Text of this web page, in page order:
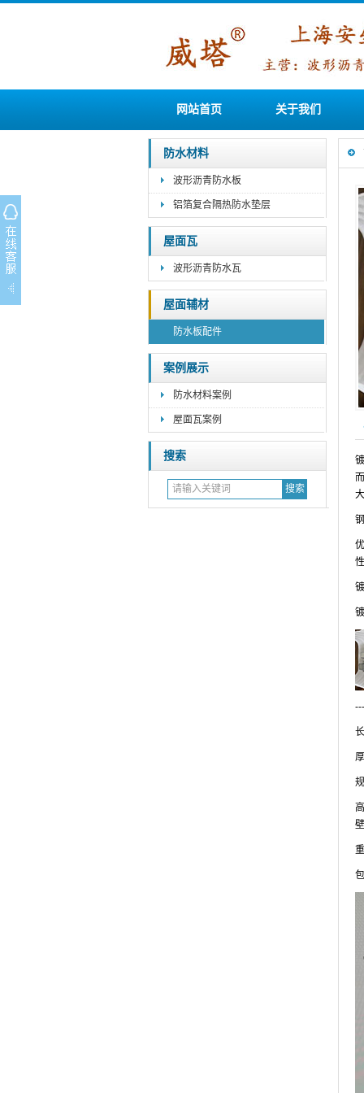
网站首页 关于我们
防水材料
波形沥青防水板
铝箔复合隔热防水垫层
屋面瓦
波形沥青防水瓦
屋面辅材
防水板配件
案例展示
防水材料案例
屋面瓦案例
搜索
---